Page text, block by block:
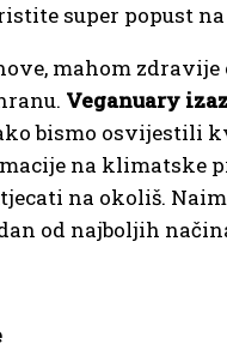
super popust
mahom
Veganuary
bismo osvijestili
na klimatske
na okoliš.
od najboljih